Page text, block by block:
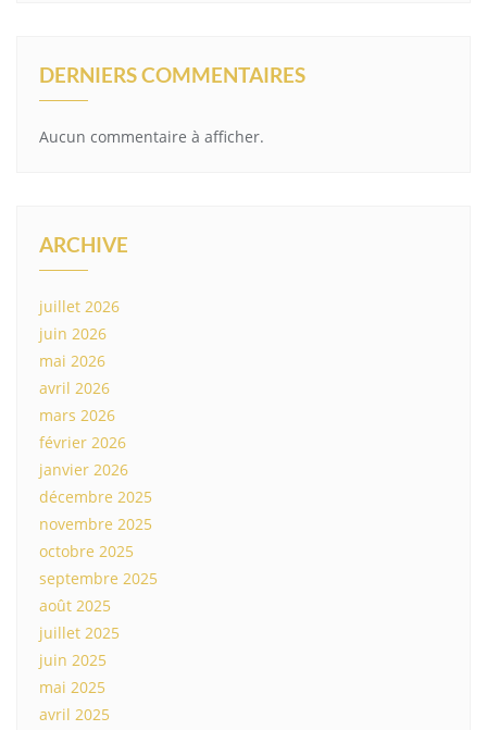
DERNIERS COMMENTAIRES
Aucun commentaire à afficher.
ARCHIVE
juillet 2026
juin 2026
mai 2026
avril 2026
mars 2026
février 2026
janvier 2026
décembre 2025
novembre 2025
octobre 2025
septembre 2025
août 2025
juillet 2025
juin 2025
mai 2025
avril 2025